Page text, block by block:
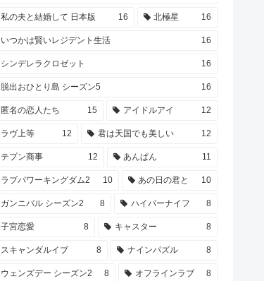
私の夫と結婚して 日本版 16 北極星 16
いつかは賢いレジデント生活 16
シンデレラクロゼット 16
脱出おひとり島 シーズン5 16
匿名の恋人たち 15 アイドルアイ 12
ラヴ上等 12 君は天国でも美しい 12
テプン商事 12 あんぱん 11
ラブパワーキングダム2 10 あの日の君と 10
ガンニバル シーズン2 8 ハイパーナイフ 8
子宮恋愛 8 キャスター 8
スキャンダルイブ 8 ナインパズル 8
ウェンズデー シーズン2 8 オフラインラブ 8